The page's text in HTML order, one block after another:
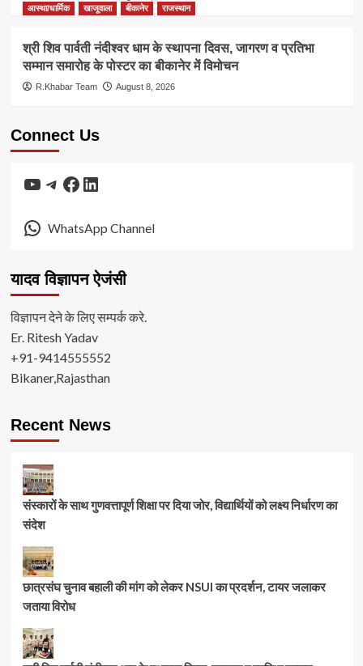
आस्था/धार्मिक
खाजूवाला बीकानेर राजस्थान
श्री शिव पार्वती नंदीश्वर धाम के स्थापना दिवस, जागरण व प्रतिभा
सम्मान समारोह के पोस्टर का बीकानेर में विमोचन
R.Khabar Team August 8, 2026
Connect Us
YouTube
Telegram
Facebook
LinkedIn
WhatsApp Channel
यादव विज्ञापन ऐजंसी
विज्ञापन देने के लिए सम्पर्क करे.
Er. Ritesh Yadav
+91-9414555552
Bikaner,Rajasthan
Recent News
संस्कारों के साथ गुणवत्तापूर्ण शिक्षा पर दिया जोर, विद्यार्थियों को लक्ष्य निर्धारण का
संदेश
छात्रसंघ चुनाव बहाली की मांग को लेकर NSUI का प्रदर्शन, टायर जलाकर
जताया विरोध